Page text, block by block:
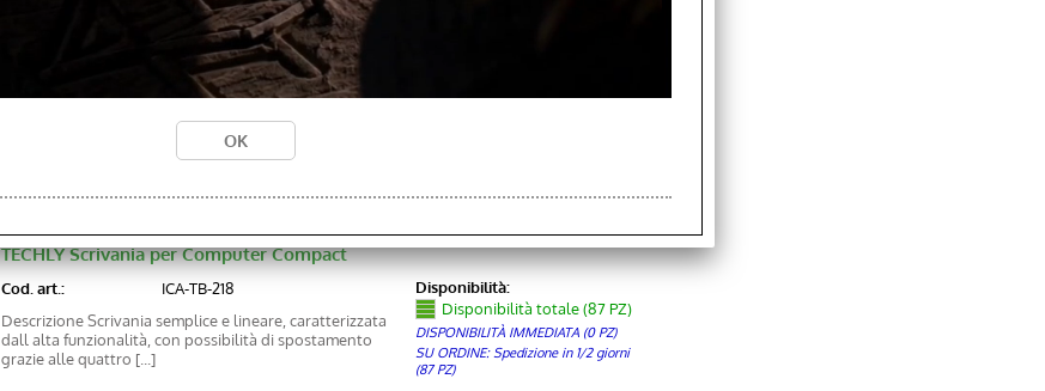
Scrivania per PC compatta multifunzioneTavolo mobile
dotato di molti ripiani per computer, notebook,
stampante, casseStruttura in metallo su [...]
Prezzo:
TECHLY Scrivania per Computer Compact
Cod. art.:
ICA-TB-218
Descrizione Scrivania semplice e lineare, caratterizzata
dall alta funzionalità, con possibilità di spostamento
grazie alle quattro [...]
Disponibilità:
Disponibilità totale (87 PZ)
DISPONIBILITÀ IMMEDIATA (0 PZ)
SU ORDINE: Spedizione in 1/2 giorni
(87 PZ)